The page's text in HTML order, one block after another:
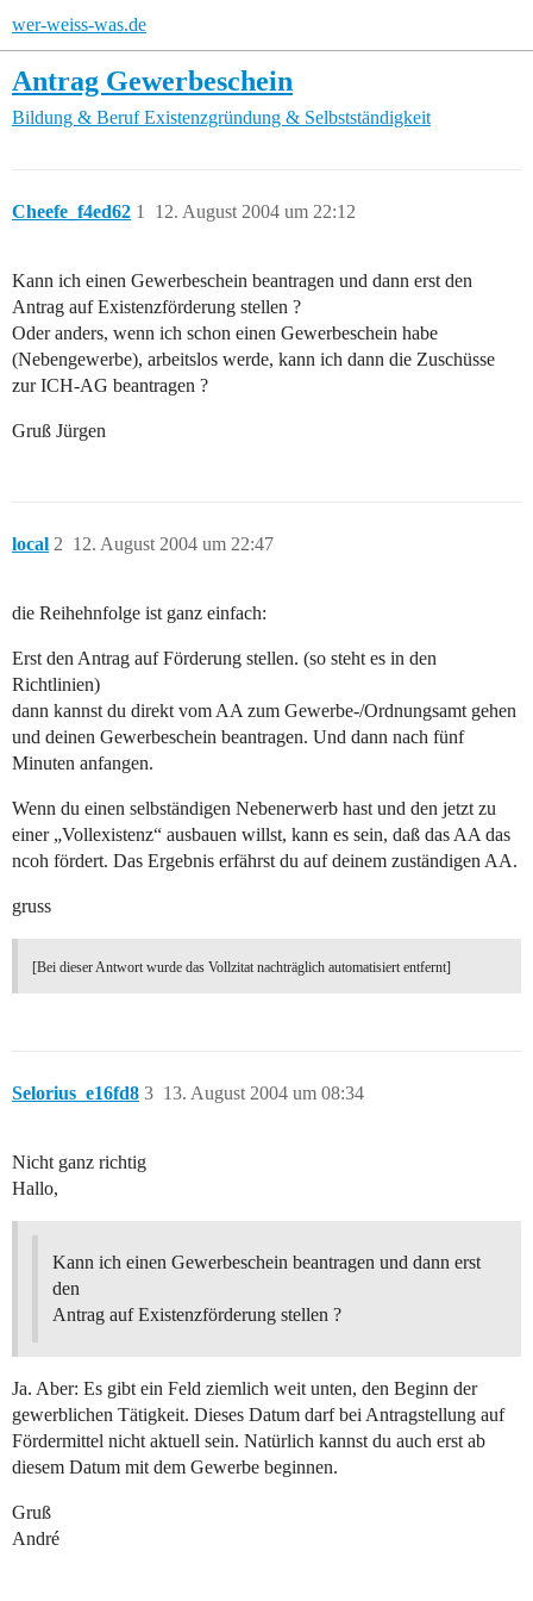
wer-weiss-was.de
Antrag Gewerbeschein
Bildung & Beruf Existenzgründung & Selbstständigkeit
Cheefe_f4ed62 12. August 2004 um 22:12
1
Kann ich einen Gewerbeschein beantragen und dann erst den
Antrag auf Existenzförderung stellen ?
Oder anders, wenn ich schon einen Gewerbeschein habe
(Nebengewerbe), arbeitslos werde, kann ich dann die Zuschüsse
zur ICH-AG beantragen ?
Gruß Jürgen
local 12. August 2004 um 22:47
2
die Reihehnfolge ist ganz einfach:
Erst den Antrag auf Förderung stellen. (so steht es in den
Richtlinien)
dann kannst du direkt vom AA zum Gewerbe-/Ordnungsamt gehen
und deinen Gewerbeschein beantragen. Und dann nach fünf
Minuten anfangen.
Wenn du einen selbständigen Nebenerwerb hast und den jetzt zu
einer „Vollexistenz“ ausbauen willst, kann es sein, daß das AA das
ncoh fördert. Das Ergebnis erfährst du auf deinem zuständigen AA.
gruss
[Bei dieser Antwort wurde das Vollzitat nachträglich automatisiert entfernt]
Selorius_e16fd8 13. August 2004 um 08:34
3
Nicht ganz richtig
Hallo,
Kann ich einen Gewerbeschein beantragen und dann erst
den
Antrag auf Existenzförderung stellen ?
Ja. Aber: Es gibt ein Feld ziemlich weit unten, den Beginn der
gewerblichen Tätigkeit. Dieses Datum darf bei Antragstellung auf
Fördermittel nicht aktuell sein. Natürlich kannst du auch erst ab
diesem Datum mit dem Gewerbe beginnen.
Gruß
André